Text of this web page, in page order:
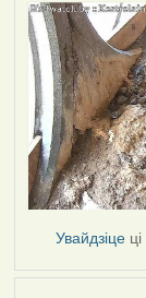
Увайдзіце ці